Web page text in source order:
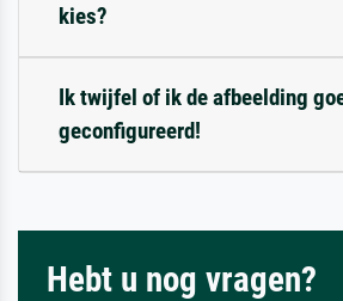
kies?
Ik twijfel of ik de afbeelding
geconfigureerd!
Hebt u nog vragen?